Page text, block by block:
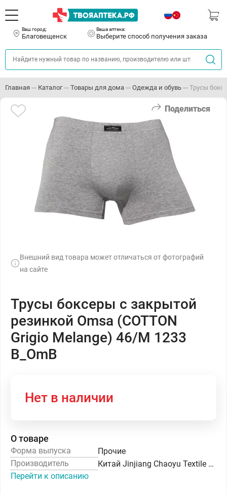
Ваш город:
Благовещенск
Ваша аптека:
Выберите способ получения заказа
Главная Каталог Товары для дома Одежда и обувь Трусы
Поделиться
Внешний вид товара может отличаться от фотографий
на сайте
Трусы боксеры с закрытой
резинкой Omsa (COTTON
Grigio Melange) 46/M 1233
B_OmB
Нет в наличии
О товаре
Форма выпуска
Прочие
Производитель
Китай Jinjiang Chaoyu Textile Technology Co. Ltd
Перейти к описанию